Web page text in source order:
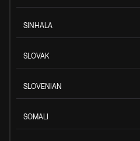
SINHALA
SLOVAK
SLOVENIAN
SOMALI